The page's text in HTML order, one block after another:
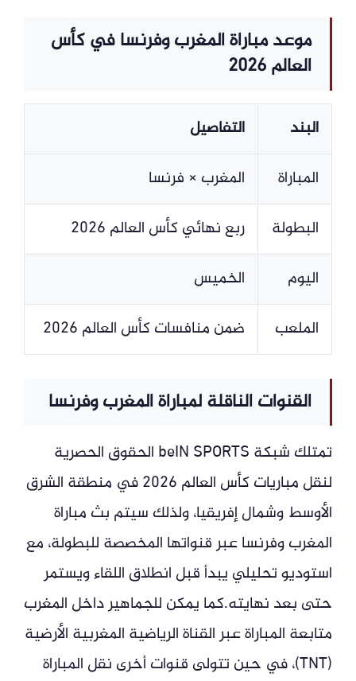
موعد مباراة المغرب وفرنسا في كأس
العالم 2026
البند
التفاصيل
المباراة
المغرب × فرنسا
البطولة
ربع نهائي كأس العالم 2026
اليوم
الخميس
الملعب
ضمن منافسات كأس العالم 2026
القنوات الناقلة لمباراة المغرب وفرنسا
تمتلك شبكة beIN SPORTS الحقوق الحصرية
لنقل مباريات كأس العالم 2026 في منطقة الشرق
الأوسط وشمال إفريقيا، ولذلك سيتم بث مباراة
المغرب وفرنسا عبر قنواتها المخصصة للبطولة، مع
استوديو تحليلي يبدأ قبل انطلاق اللقاء ويستمر
حتى بعد نهايته.كما يمكن للجماهير داخل المغرب
متابعة المباراة عبر القناة الرياضية المغربية الأرضية
(TNT)، في حين تتولى قنوات أخرى نقل المباراة